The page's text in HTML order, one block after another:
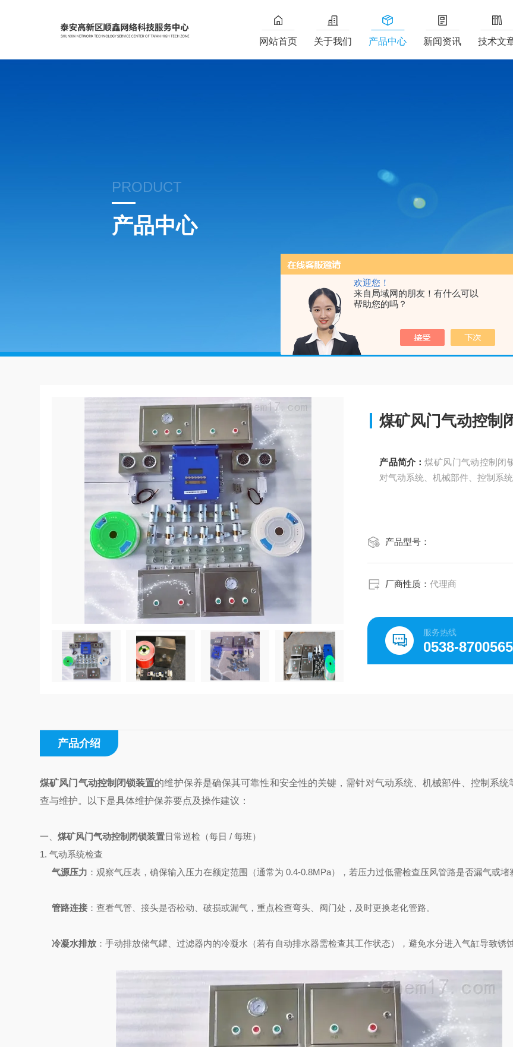
欢迎您！
来自局域网的朋友！有什么可以
帮助您的吗？
网站首页 关于我们 产品中心 新闻资讯 技术文
PRODUCT
产品中心
首页 产品中心 矿
煤矿风门气动控制
产品简介：煤矿风门气动控制闭
对气动系统、机械部件、控制系
产品型号：
厂商性质：代理商
服务热线
0538-8700565
产品介绍
煤矿风门气动控制闭锁装置的维护保养是确保其可靠性和安全性的关键，需针对气动系统、机械部件、控制系统
查与维护。以下是具体维护保养要点及操作建议：
一、煤矿风门气动控制闭锁装置日常巡检（每日 / 每班）
1. 气动系统检查
气源压力 ：观察气压表，确保输入压力在额定范围（通常为 0.4-0.8MPa），若压力过低需检查压风管路是否漏气或堵
管路连接 ：查看气管、接头是否松动、破损或漏气，重点检查弯头、阀门处，及时更换老化管路。
冷凝水排放 ：手动排放储气罐、过滤器内的冷凝水（若有自动排水器需检查其工作状态），避免水分进入气缸导致锈蚀